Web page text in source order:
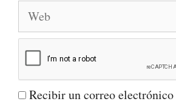
Web
Recibir un correo